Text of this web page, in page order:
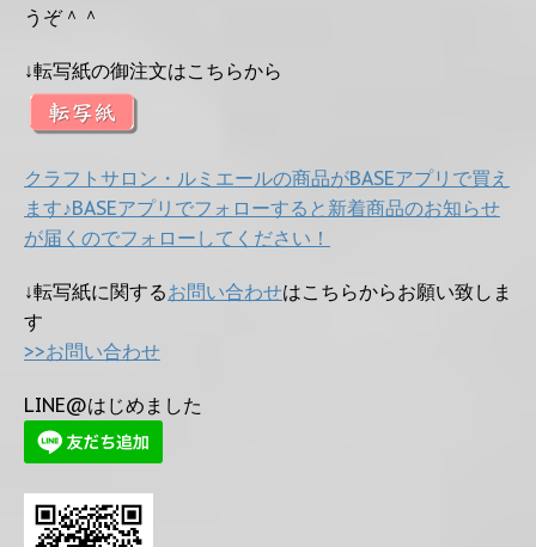
うぞ＾＾
↓転写紙の御注文はこちらから
クラフトサロン・ルミエールの商品がBASEアプリで買え
ます♪BASEアプリでフォローすると新着商品のお知らせ
が届くのでフォローしてください！
↓転写紙に関するお問い合わせはこちらからお願い致しま
す
>>お問い合わせ
LINE@はじめました